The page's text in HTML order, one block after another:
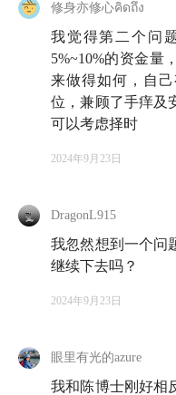
修身亦修心คิดถึง
我觉得第二个问
5%~10%的资金量
来做得如何，自
位，兼顾了手痒及
可以考虑择时
2024年9月23日
DragonL915
我忽然想到一个问
继续下去吗？
2024年9月23日
眼里有光的azure
我和陈博士刚好相